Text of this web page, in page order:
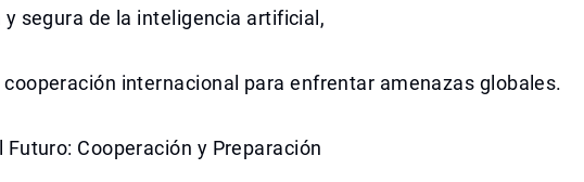
segura de la inteligencia artificial,
cooperación internacional para enfrentar amenazas globales.
Futuro: Cooperación y Preparación